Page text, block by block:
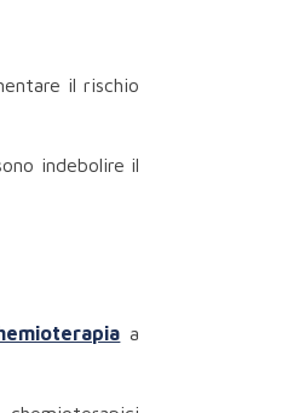
il rischio
indebolire il
a